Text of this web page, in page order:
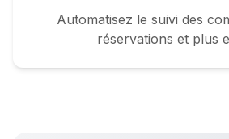
Automatisez le suivi des
réservations et plus